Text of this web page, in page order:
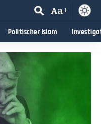
Aa
Politischer Islam